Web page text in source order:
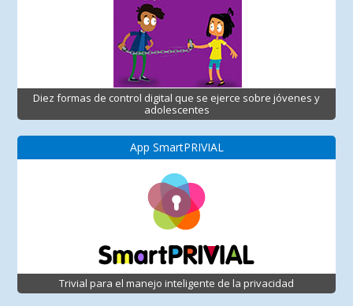
Diez formas de control digital que se ejerce sobre jóvenes y
adolescentes
App SmartPRIVIAL
Trivial para el manejo inteligente de la privacidad